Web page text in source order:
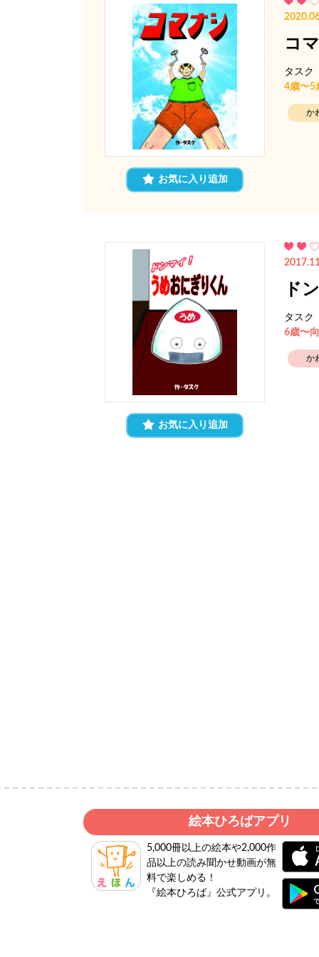
お気に入り追加
コ
タスク
4歳〜5
か
お気に入り追加
ド
タスク
6歳〜
か
絵本ひろばアプリ
5,000冊以上の絵本や2,000作
品以上の読み聞かせ動画が無
料で楽しめる！
『絵本ひろば』公式アプリ。